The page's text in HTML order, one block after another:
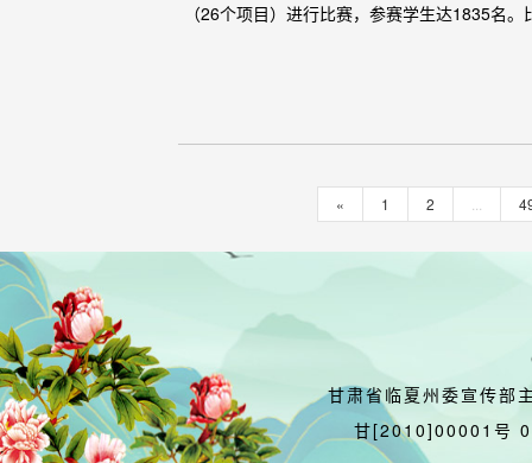
（26个项目）进行比赛，参赛学生达1835名
« 1 2
甘肃省临夏州委宣传部
甘[2010]00001号